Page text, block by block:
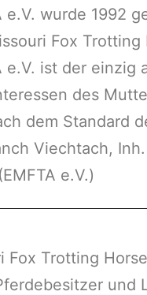
e.V. wurde 1992
Fox
e.V. ist der einzig
des
dem Standard
Viechtach,
e.V.)
Fox Trotting
und